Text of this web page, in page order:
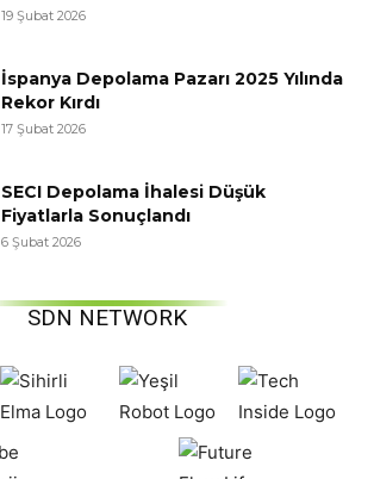
19 Şubat 2026
İspanya Depolama Pazarı 2025 Yılında
Rekor Kırdı
17 Şubat 2026
SECI Depolama İhalesi Düşük
Fiyatlarla Sonuçlandı
6 Şubat 2026
SDN NETWORK